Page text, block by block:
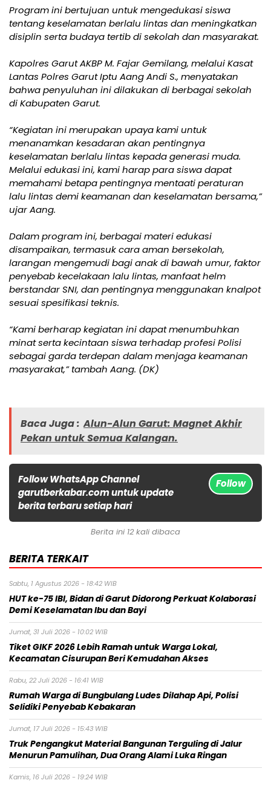
Program ini bertujuan untuk mengedukasi siswa
tentang keselamatan berlalu lintas dan meningkatkan
disiplin serta budaya tertib di sekolah dan masyarakat.
Kapolres Garut AKBP M. Fajar Gemilang, melalui Kasat
Lantas Polres Garut Iptu Aang Andi S., menyatakan
bahwa penyuluhan ini dilakukan di berbagai sekolah
di Kabupaten Garut.
“Kegiatan ini merupakan upaya kami untuk
menanamkan kesadaran akan pentingnya
keselamatan berlalu lintas kepada generasi muda.
Melalui edukasi ini, kami harap para siswa dapat
memahami betapa pentingnya mentaati peraturan
lalu lintas demi keamanan dan keselamatan bersama,”
ujar Aang.
Dalam program ini, berbagai materi edukasi
disampaikan, termasuk cara aman bersekolah,
larangan mengemudi bagi anak di bawah umur, faktor
penyebab kecelakaan lalu lintas, manfaat helm
berstandar SNI, dan pentingnya menggunakan knalpot
sesuai spesifikasi teknis.
“Kami berharap kegiatan ini dapat menumbuhkan
minat serta kecintaan siswa terhadap profesi Polisi
sebagai garda terdepan dalam menjaga keamanan
masyarakat,” tambah Aang. (DK)
Baca Juga : Alun-Alun Garut: Magnet Akhir
Pekan untuk Semua Kalangan.
Follow WhatsApp Channel
garutberkabar.com untuk update
berita terbaru setiap hari
Follow
Berita ini 12 kali dibaca
BERITA TERKAIT
Sabtu, 1 Agustus 2026 - 18:42 WIB
HUT ke-75 IBI, Bidan di Garut Didorong Perkuat Kolaborasi
Demi Keselamatan Ibu dan Bayi
Jumat, 31 Juli 2026 - 10:02 WIB
Tiket GIKF 2026 Lebih Ramah untuk Warga Lokal,
Kecamatan Cisurupan Beri Kemudahan Akses
Rabu, 22 Juli 2026 - 16:41 WIB
Rumah Warga di Bungbulang Ludes Dilahap Api, Polisi
Selidiki Penyebab Kebakaran
Jumat, 17 Juli 2026 - 15:43 WIB
Truk Pengangkut Material Bangunan Terguling di Jalur
Menurun Pamulihan, Dua Orang Alami Luka Ringan
Kamis, 16 Juli 2026 - 19:24 WIB